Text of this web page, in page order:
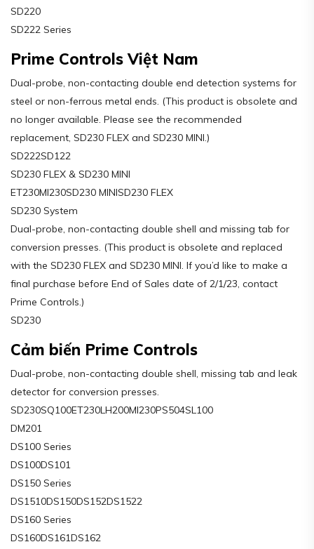
SD220
SD222 Series
Prime Controls Việt Nam
Dual-probe, non-contacting double end detection systems for
steel or non-ferrous metal ends. (This product is obsolete and
no longer available. Please see the recommended
replacement, SD230 FLEX and SD230 MINI.)
SD222SD122
SD230 FLEX & SD230 MINI
ET230MI230SD230 MINISD230 FLEX
SD230 System
Dual-probe, non-contacting double shell and missing tab for
conversion presses. (This product is obsolete and replaced
with the SD230 FLEX and SD230 MINI. If you’d like to make a
final purchase before End of Sales date of 2/1/23, contact
Prime Controls.)
SD230
Cảm biến Prime Controls
Dual-probe, non-contacting double shell, missing tab and leak
detector for conversion presses.
SD230SQ100ET230LH200MI230PS504SL100
DM201
DS100 Series
DS100DS101
DS150 Series
DS1510DS150DS152DS1522
DS160 Series
DS160DS161DS162